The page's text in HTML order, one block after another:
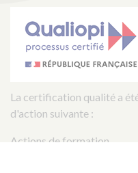
La certification qualité a
d'action suivante :
Actions de formation